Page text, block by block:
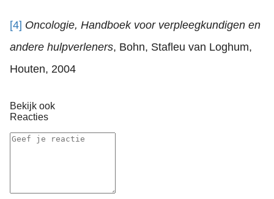
[4] Oncologie, Handboek voor verpleegkundigen en
andere hulpverleners, Bohn, Stafleu van Loghum,
Houten, 2004
Bekijk ook
Reacties